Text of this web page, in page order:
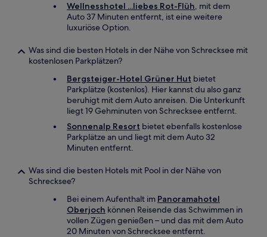
Wellnesshotel ...liebes Rot-Flüh, mit dem
Auto 37 Minuten entfernt, ist eine weitere
luxuriöse Option.
Was sind die besten Hotels in der Nähe von Schrecksee mit
kostenlosen Parkplätzen?
Bergsteiger-Hotel Grüner Hut bietet
Parkplätze (kostenlos). Hier kannst du also ganz
beruhigt mit dem Auto anreisen. Die Unterkunft
liegt 19 Gehminuten von Schrecksee entfernt.
Sonnenalp Resort bietet ebenfalls kostenlose
Parkplätze an und liegt mit dem Auto 32
Minuten entfernt.
Was sind die besten Hotels mit Pool in der Nähe von
Schrecksee?
Bei einem Aufenthalt im Panoramahotel
Oberjoch können Reisende das Schwimmen in
vollen Zügen genießen – und das mit dem Auto
20 Minuten von Schrecksee entfernt.